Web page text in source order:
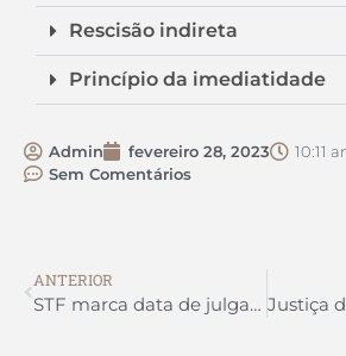
Rescisão indireta
Princípio da imediatidade
Admin fevereiro 28, 2023
10:11
Sem Comentários
ANTERIOR
STF marca data de julgamento para ação que pode corrigir valores do FGTS